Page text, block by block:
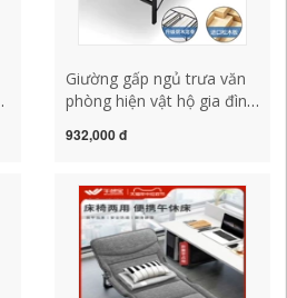
Giường gấp ngủ trưa văn
phòng hiện vật hộ gia đình
giường di động cứng
gỗ chắc chắn
932,000 đ